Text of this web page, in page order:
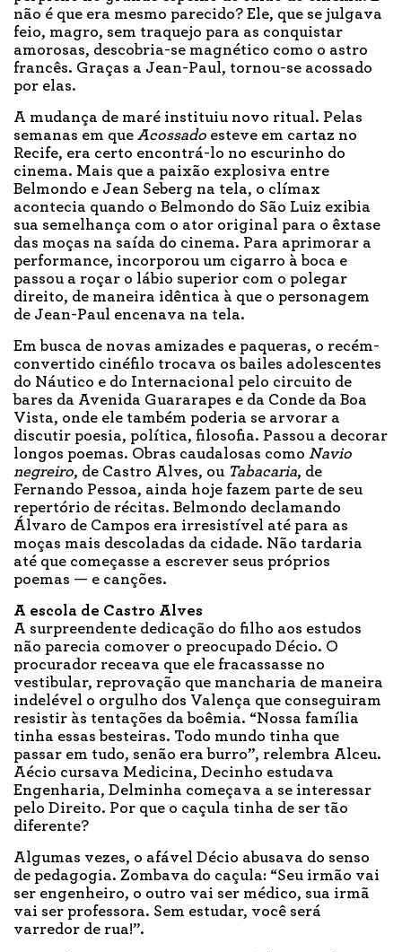
não é que era mesmo parecido? Ele, que se julgava
feio, magro, sem traquejo para as conquistar
amorosas, descobria-se magnético como o astro
francês. Graças a Jean-Paul, tornou-se acossado
por elas.
A mudança de maré instituiu novo ritual. Pelas
semanas em que Acossado esteve em cartaz no
Recife, era certo encontrá-lo no escurinho do
cinema. Mais que a paixão explosiva entre
Belmondo e Jean Seberg na tela, o clímax
acontecia quando o Belmondo do São Luiz exibia
sua semelhança com o ator original para o êxtase
das moças na saída do cinema. Para aprimorar a
performance, incorporou um cigarro à boca e
passou a roçar o lábio superior com o polegar
direito, de maneira idêntica à que o personagem
de Jean-Paul encenava na tela.
Em busca de novas amizades e paqueras, o recém-
convertido cinéfilo trocava os bailes adolescentes
do Náutico e do Internacional pelo circuito de
bares da Avenida Guararapes e da Conde da Boa
Vista, onde ele também poderia se arvorar a
discutir poesia, política, filosofia. Passou a decorar
longos poemas. Obras caudalosas como Navio
negreiro, de Castro Alves, ou Tabacaria, de
Fernando Pessoa, ainda hoje fazem parte de seu
repertório de récitas. Belmondo declamando
Álvaro de Campos era irresistível até para as
moças mais descoladas da cidade. Não tardaria
até que começasse a escrever seus próprios
poemas — e canções.
A escola de Castro Alves
A surpreendente dedicação do filho aos estudos
não parecia comover o preocupado Décio. O
procurador receava que ele fracassasse no
vestibular, reprovação que mancharia de maneira
indelével o orgulho dos Valença que conseguiram
resistir às tentações da boêmia. “Nossa família
tinha essas besteiras. Todo mundo tinha que
passar em tudo, senão era burro”, relembra Alceu.
Aécio cursava Medicina, Decinho estudava
Engenharia, Delminha começava a se interessar
pelo Direito. Por que o caçula tinha de ser tão
diferente?
Algumas vezes, o afável Décio abusava do senso
de pedagogia. Zombava do caçula: “Seu irmão vai
ser engenheiro, o outro vai ser médico, sua irmã
vai ser professora. Sem estudar, você será
varredor de rua!”.